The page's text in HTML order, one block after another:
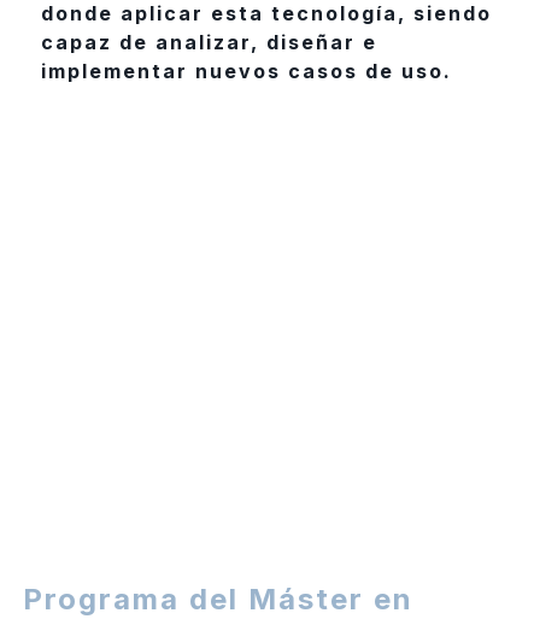
donde aplicar esta tecnología, siendo
capaz de analizar, diseñar e
implementar nuevos casos de uso.
Programa del Máster en